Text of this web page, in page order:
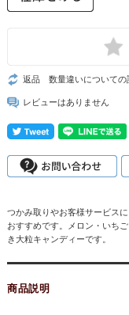
返品 数量違いについての
レビューはありません
つかみ取りやお客様サービス
おすすめです。メロン・いち
き大粒キャンディーです。
商品説明